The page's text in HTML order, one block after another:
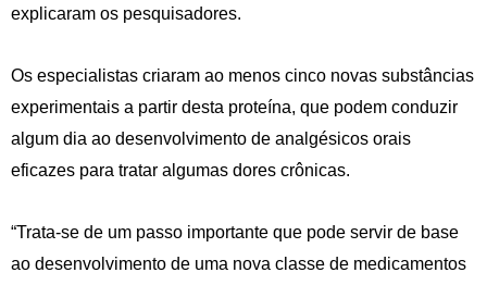
explicaram os pesquisadores.
Os especialistas criaram ao menos cinco novas substâncias
experimentais a partir desta proteína, que podem conduzir
algum dia ao desenvolvimento de analgésicos orais
eficazes para tratar algumas dores crônicas.
“Trata-se de um passo importante que pode servir de base
ao desenvolvimento de uma nova classe de medicamentos